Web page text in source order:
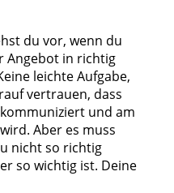
du vor, wenn du
Angebot in richtig
leichte Aufgabe,
vertrauen, dass
und am
Aber es muss
nicht so richtig
so wichtig ist. Deine